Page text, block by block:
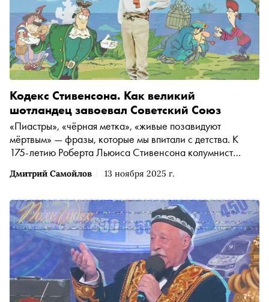
Дмитрий Самойлов 13 ноября 2025 г.
Кодекс Стивенсона. Как великий
шотландец завоевал Советский Союз
«Пиастры», «чёрная метка», «живые позавидуют
мёртвым» — фразы, которые мы впитали с детства. К
175-летию Роберта Льюиса Стивенсона колумнист
«Остров сокровищ», роман о взрослении и жадности,
соотечественников